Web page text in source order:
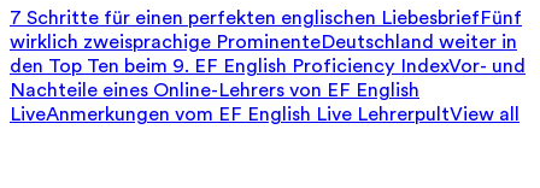
7 Schritte für einen perfekten englischen LiebesbriefFünf
wirklich zweisprachige ProminenteDeutschland weiter in
den Top Ten beim 9. EF English Proficiency IndexVor- und
Nachteile eines Online-Lehrers von EF English
LiveAnmerkungen vom EF English Live LehrerpultView all